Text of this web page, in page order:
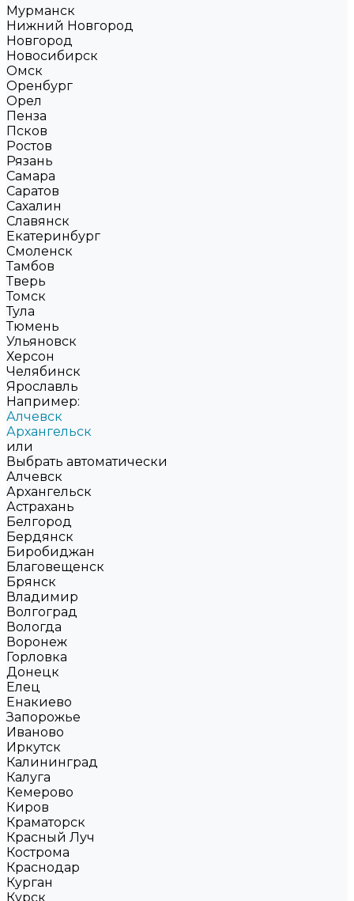
Мурманск
Нижний Новгород
Новгород
Новосибирск
Омск
Оренбург
Орел
Пенза
Псков
Ростов
Рязань
Самара
Саратов
Сахалин
Славянск
Екатеринбург
Смоленск
Тамбов
Тверь
Томск
Тула
Тюмень
Ульяновск
Херсон
Челябинск
Ярославль
Например:
Алчевск
Архангельск
или
Выбрать автоматически
Алчевск
Архангельск
Астрахань
Белгород
Бердянск
Биробиджан
Благовещенск
Брянск
Владимир
Волгоград
Вологда
Воронеж
Горловка
Донецк
Елец
Енакиево
Запорожье
Иваново
Иркутск
Калининград
Калуга
Кемерово
Киров
Краматорск
Красный Луч
Кострома
Краснодар
Курган
Курск